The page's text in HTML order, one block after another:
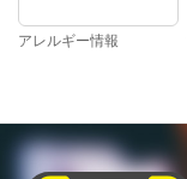
アレルギー情報